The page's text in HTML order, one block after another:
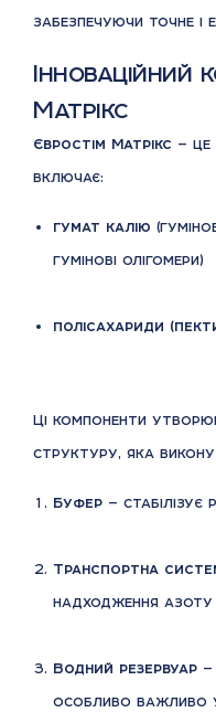
забезпечуючи точне і
Інноваційний
Матрікс
Євростім Матрікс — це
включає:
гумат калію
гумінові олігомери)
полісахариди
Ці компоненти
структуру, яка
Буфер — стабілізує
Транспортна
надходження азоту
Водний резервуар —
особливо важливо